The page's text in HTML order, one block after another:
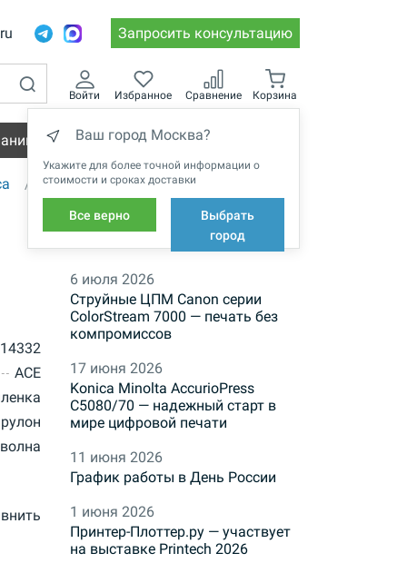
Запросить консультацию
Войти Избранное Сравнение Корзина
Ваш город Москва?
Укажите для более точной информации о
стоимости и сроках доставки
Все верно
Выбрать
город
Вакансии
ACE
рулон
НОВОСТИ
6 июля 2026
Струйные ЦПМ Canon серии
ColorStream 7000 — печать без
компромиссов
17 июня 2026
Konica Minolta AccurioPress
C5080/70 — надежный старт в
мире цифровой печати
11 июня 2026
График работы в День России
1 июня 2026
Принтер-Плоттер.ру — участвует
на выставке Printech 2026